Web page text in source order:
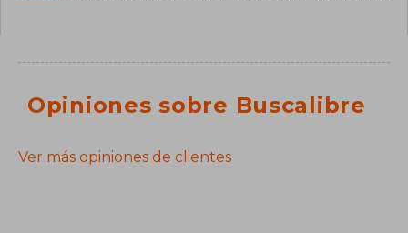
Opiniones sobre Buscalibre
Ver más opiniones de clientes